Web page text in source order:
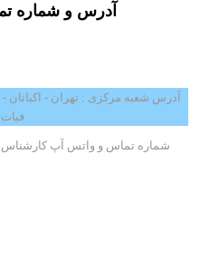
آدرس و شماره
آدرس شعبه مرکزی : تهران - اکباتان
فیات - برج
شماره تماس و واتس آپ کارشناس